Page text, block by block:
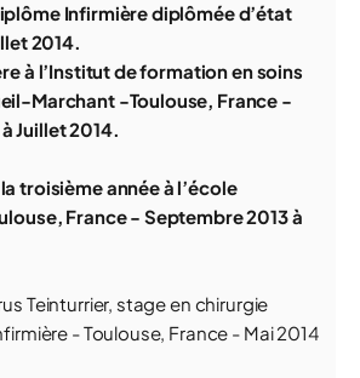
Infirmière diplômée d’état
2014.
à l’Institut de formation en soins
Marchant -Toulouse, France -
Juillet 2014.
troisième année à l’école
France - Septembre 2013 à
Teinturrier, stage en chirurgie
- Toulouse, France - Mai 2014